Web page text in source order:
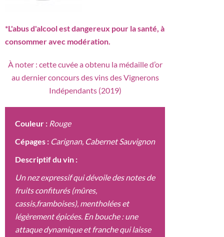
*L'abus d'alcool est dangereux pour la santé, à
consommer avec modération.
À noter : cette cuvée a obtenu la médaille d’or
au dernier concours des vins des Vignerons
Indépendants (2019)
Couleur : Rouge
Cépages : Carignan, Cabernet Sauvignon
Descriptif du vin :
Un nez expressif qui dévoile des notes de
fruits confiturés (mûres,
cassis,framboises), mentholées et
légèrement épicées. En bouche : une
attaque dynamique et franche qui laisse